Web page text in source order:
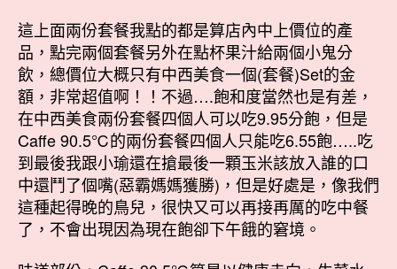
這上面兩份套餐我點的都是算店內中上價位的產
品，點完兩個套餐另外在點杯果汁給兩個小鬼分
飲，總價位大概只有中西美食一個(套餐)Set的金
額，非常超值啊！！不過….飽和度當然也是有差，
在中西美食兩份套餐四個人可以吃9.95分飽，但是
Caffe 90.5℃的兩份套餐四個人只能吃6.55飽…..吃
到最後我跟小瑜還在搶最後一顆玉米該放入誰的口
中還鬥了個嘴(惡霸媽媽獲勝)，但是好處是，像我們
這種起得晚的鳥兒，很快又可以再接再厲的吃中餐
了，不會出現因為現在飽卻下午餓的窘境。